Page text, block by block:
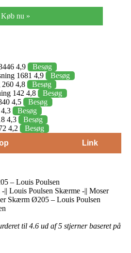
Køb nu »
4,9
Besøg
1681 4,9
Besøg
4,8
Besøg
142 4,8
Besøg
4,5
Besøg
Besøg
4,3
Besøg
4,2
Besøg
Link
– Louis Poulsen
|| Louis Poulsen Skærme -|| Moser
Skærm Ø205 – Louis Poulsen
til 4.6 ud af 5 stjerner baseret på